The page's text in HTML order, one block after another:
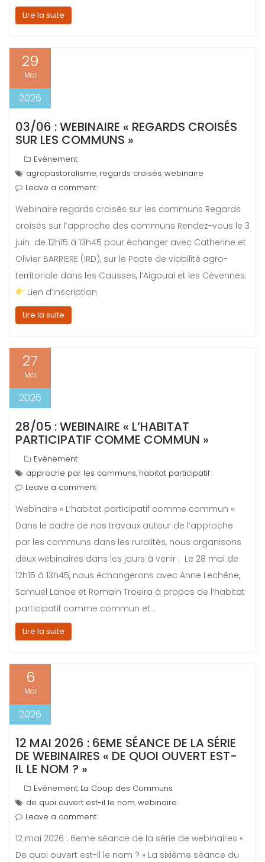
Lire la suite
29
Mai
2026
03/06 : WEBINAIRE « REGARDS CROISÉS
SUR LES COMMUNS »
Evènement
agropastoralisme, regards croisés,webinaire
Leave a comment
Webinaire regards croisés sur les communs Regards
croisés sur l’approche des communs Rendez-vous le 3
juin de 12h15 à 13h45 pour échanger avec Catherine et
Olivier BARRIERE (IRD), sur le Pacte de viabilité agro-
territoriale dans les Causses, l’Aigoual et les Cévennes.
Lien d’inscription
Lire la suite
27
Mai
2026
28/05 : WEBINAIRE « L’HABITAT
PARTICIPATIF COMME COMMUN »
Evènement
approche par les communs, habitat participatif
Leave a comment
Webinaire « L’habitat participatif comme commun «
Dans le cadre de nos travaux autour de l’approche
par les communs dans les ruralités, nous organisons
deux webinaires dans les jours à venir : Le 28 mai de
12h15 à 13h45, nous échangerons avec Anne Lechêne,
Samuel Lanoe et Romain Troeira à propos de l‘habitat
participatif comme commun et…
Lire la suite
6
Mai
2026
12 MAI 2026 : 6EME SÉANCE DE LA SÉRIE
DE WEBINAIRES « DE QUOI OUVERT EST-
IL LE NOM ? »
Evènement, La Coop des Communs
de quoi ouvert est-il le nom,webinaire
Leave a comment
12 mai 2026 : 6eme séance de la série de webinaires «
De quoi ouvert est-il le nom ? » La sixième séance du